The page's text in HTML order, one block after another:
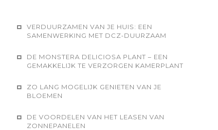
VERDUURZAMEN VAN JE HUIS: EEN
SAMENWERKING MET DCZ-DUURZAAM
DE MONSTERA DELICIOSA PLANT – EEN
GEMAKKELIJK TE VERZORGEN KAMERPLANT
ZO LANG MOGELIJK GENIETEN VAN JE
BLOEMEN
DE VOORDELEN VAN HET LEASEN VAN
ZONNEPANELEN